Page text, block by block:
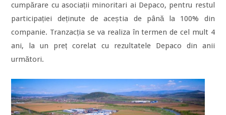
cumpărare cu asociații minoritari ai Depaco, pentru restul
participației deținute de aceștia de până la 100% din
companie. Tranzacția se va realiza în termen de cel mult 4
ani, la un preț corelat cu rezultatele Depaco din anii
următori.